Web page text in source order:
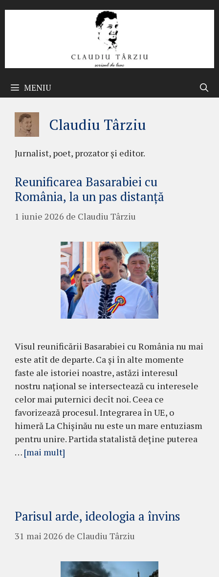
MENIU
Claudiu Târziu
Jurnalist, poet, prozator şi editor.
Reunificarea Basarabiei cu
România, la un pas distanță
1 iunie 2026 de Claudiu Târziu
Visul reunificării Basarabiei cu România nu mai
este atît de departe. Ca și în alte momente
faste ale istoriei noastre, astăzi interesul
nostru național se intersectează cu interesele
celor mai puternici decît noi. Ceea ce
favorizează procesul. Integrarea în UE, o
himeră La Chișinău nu este un mare entuziasm
pentru unire. Partida statalistă deține puterea
… [mai mult]
Parisul arde, ideologia a învins
31 mai 2026 de Claudiu Târziu